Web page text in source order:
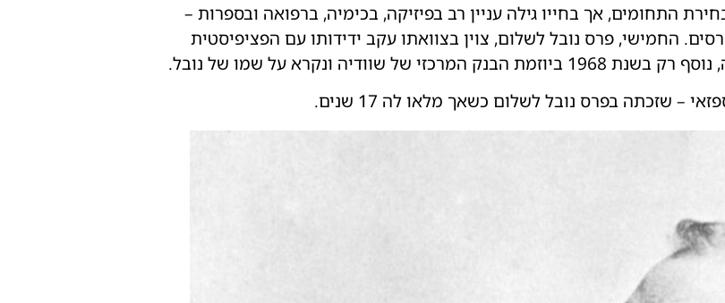
התחומים, אך בחייו גילה עניין רב בפיזיקה, בכימיה, ברפואה ובספרות –
החמישי, פרס נובל לשלום, צוין בצוואתו עקב ידידותו עם הפציפיסטית
ונקרא על שמו של נובל.
– שזכתה בפרס נובל לשלום כשאך מלאו לה 17 שנים.